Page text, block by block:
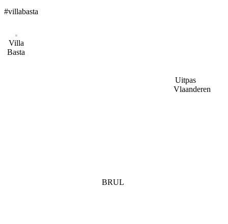
#villabasta
Villa
Basta
BRUL
Uitpas
Vlaanderen